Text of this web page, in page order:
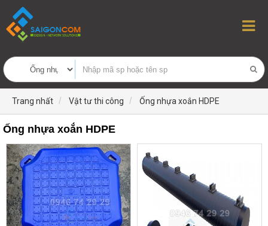
Trang nhất Vật tư thi công Ống nhựa xoắn HDPE
Ống nhựa xoắn HDPE